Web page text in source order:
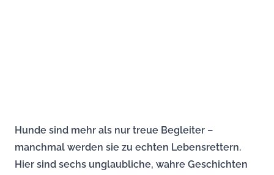
Hunde sind mehr als nur treue Begleiter –
manchmal werden sie zu echten Lebensrettern.
Hier sind sechs unglaubliche, wahre Geschichten